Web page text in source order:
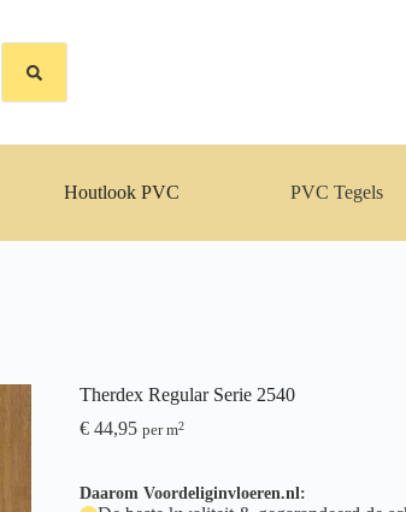
Houtlook PVC PVC Tegels
Therdex Regular Serie 2540
€44,95 per m2
Daarom Voordeliginvloeren.nl: